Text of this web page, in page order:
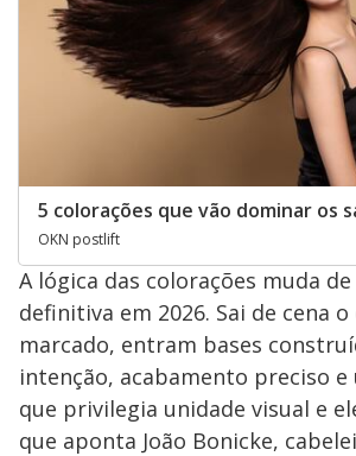
5 colorações que vão dominar os
OKN postlift
A lógica das colorações muda
definitiva em 2026. Sai de cena
marcado, entram bases
intenção, acabamento preciso
que privilegia unidade visual e
que aponta João Bonicke,